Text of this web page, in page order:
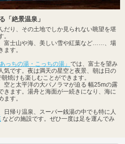
「絶景温泉」
だり、その土地でしか見られない眺望を堪
富士山や海、美しい雪や紅葉など……、場
す。
っちの湯・こっちの湯」 では、富士を望み
気です。夜は満天の星空と夜景、朝は日の
焼けも楽しむことができます。
空と太平洋の大パノラマが迫る 幅25mの露
きます。湯舟と海面が一続きになり、海に
す。
日帰り温泉、スーパー銭湯の中でも特に人
などの施設です。ぜひ一度は足を運んでみ